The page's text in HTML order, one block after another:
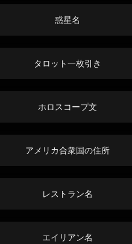
惑星名
タロット一枚引き
ホロスコープ文
アメリカ合衆国の住所
レストラン名
エイリアン名